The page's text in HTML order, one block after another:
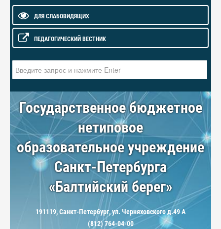
ДЛЯ СЛАБОВИДЯЩИХ
ПЕДАГОГИЧЕСКИЙ ВЕСТНИК
Государственное бюджетное
нетиповое
образовательное учреждение
Санкт-Петербурга
«Балтийский берег»
191119, Санкт-Петербург, ул. Черняховского д.49 А
(812) 764-04-00